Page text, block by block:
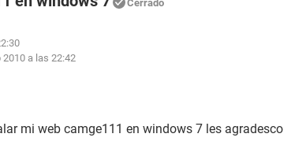
Cerrado
2010 a las 22:42
mi web camge111 en windows 7 les agradesco